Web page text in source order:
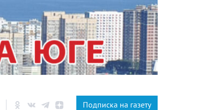
Подписка на газету